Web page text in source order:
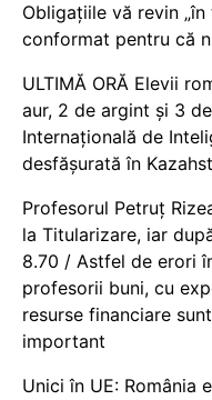
Obligațiile vă revin
conformat pentru că
ULTIMĂ ORĂ Elevii
aur, 2 de argint și 3
Internațională de
desfășurată în
Profesorul Petruț
la Titularizare, iar
8.70 / Astfel de erori
profesorii buni, cu
resurse financiare
important
Unici în UE: România